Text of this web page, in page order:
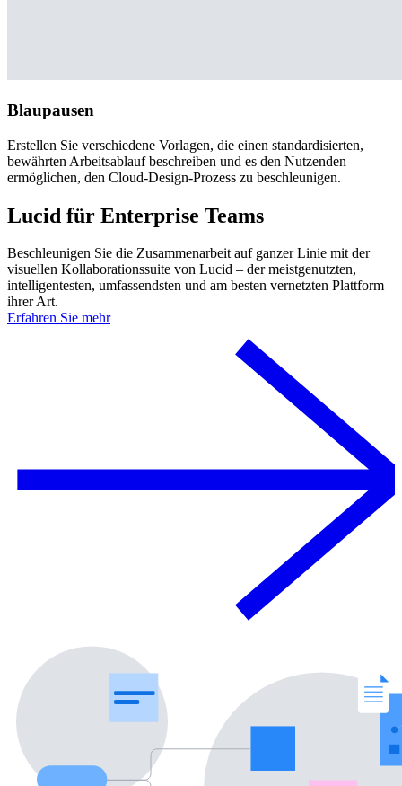
Blaupausen
Erstellen Sie verschiedene Vorlagen, die einen standardisierten,
bewährten Arbeitsablauf beschreiben und es den Nutzenden
ermöglichen, den Cloud-Design-Prozess zu beschleunigen.
Lucid für Enterprise Teams
Beschleunigen Sie die Zusammenarbeit auf ganzer Linie mit der
visuellen Kollaborationssuite von Lucid – der meistgenutzten,
intelligentesten, umfassendsten und am besten vernetzten Plattform
ihrer Art.
Erfahren Sie mehr